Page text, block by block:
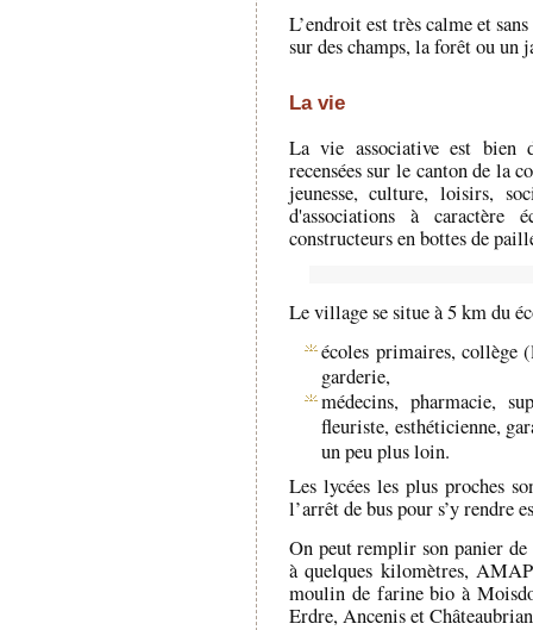
L’endroit est très calme et
sur des champs, la forêt ou un
La vie
La vie associative est bien
recensées sur le canton de la
jeunesse, culture, loisirs,
d'associations à caractère
constructeurs en bottes de
Le village se situe à 5 km du
écoles primaires, collège
garderie,
médecins, pharmacie,
fleuriste, esthéticienne,
un peu plus loin.
Les lycées les plus proches
l’arrêt de bus pour s’y rendre
On peut remplir son panier
à quelques kilomètres,
moulin de farine bio à
Erdre, Ancenis et